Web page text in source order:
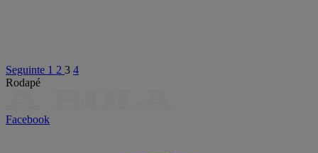
Seguinte 1 2 3 4
Rodapé
Facebook